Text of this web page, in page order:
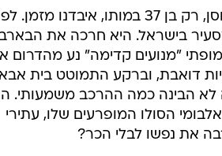
תאמרו, זה עניין של גיל ורלוונטיות. אבל גם את גבריאל בלחסן, רק בן 37 במותו, איבדנו
בישראל. היא חרכה את
"מנועים קדימה" נע מהדרום
דואבת, וברקע התמוטט בית
לא הבינה כמה ההרכב משמעותי.
הסולו המופרעים שלו, עתירי
את נפשו לבלי הכר?